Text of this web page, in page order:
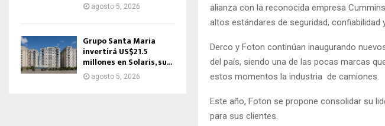
alianza con la reconocida empresa
altos estándares de seguridad, confiabilidad
Derco y Foton continúan inaugurando
del país, siendo una de las pocas marcas
estos momentos la industria de camiones.
Este año, Foton se propone consolidar su
para sus clientes.
agosto 5, 2026
Grupo Santa Maria
invertirá US$21.5
millones en Solaris, su...
agosto 5, 2026